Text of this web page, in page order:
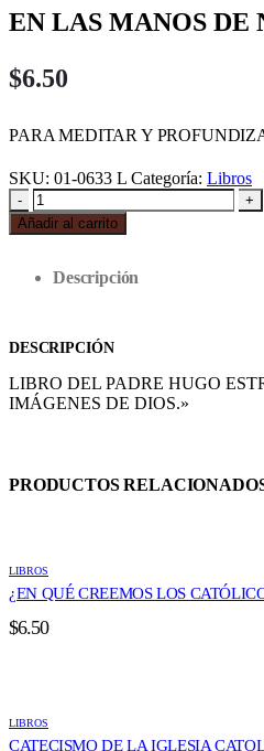
EN LAS MANOS DE
$6.50
PARA MEDITAR Y
SKU: 01-0633 L Categoría: Libros
-
+
Añadir al carrito
Descripción
DESCRIPCIÓN
LIBRO DEL PADRE HUGO
IMÁGENES DE DIOS.»
PRODUCTOS
LIBROS
¿EN QUÉ CREEMOS LOS
$6.50
LIBROS
CATECISMO DE LA IGLESIA